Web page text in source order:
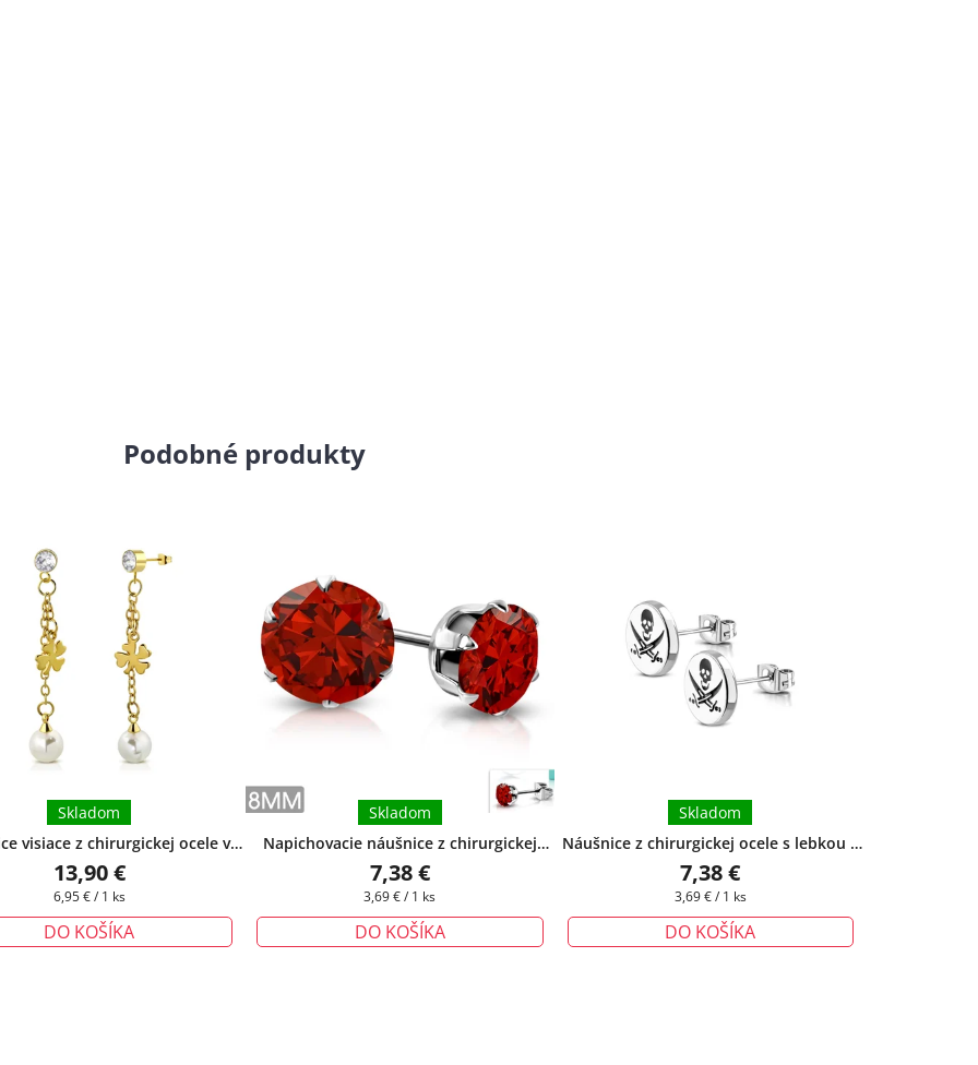
Podobné produkty
visiace z chirurgickej ocele v
Lilith II. + darčeková krabička
zadarmo
Skladom
13,90 €
Jednotková
6,95 € / 1 ks
DO KOŠÍKA
Napichovacie náušnice z chirurgickej
ocele s červeným očkom 8mm
darčeková krabička zadarmo
Skladom
7,38 €
Jednotková
3,69 € / 1 ks
DO KOŠÍKA
Náušnice z chirurgickej ocele s lebkou a
dvoma mečmi+ darčeková krabička
zadarmo
Skladom
7,38 €
Jednotková
3,69 € / 1 ks
DO KOŠÍKA